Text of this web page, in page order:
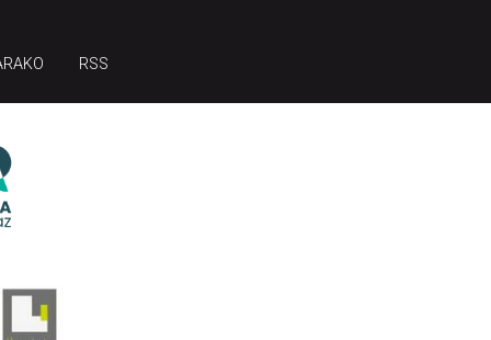
RSS